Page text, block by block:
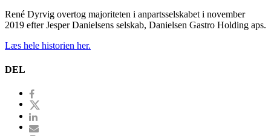
René Dyrvig overtog majoriteten i anpartsselskabet i november
2019 efter Jesper Danielsens selskab, Danielsen Gastro Holding aps.
Læs hele historien her.
DEL